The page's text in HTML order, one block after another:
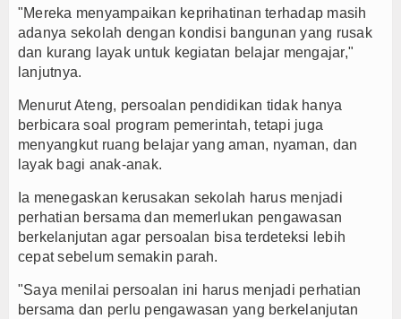
"Mereka menyampaikan keprihatinan terhadap masih
adanya sekolah dengan kondisi bangunan yang rusak
dan kurang layak untuk kegiatan belajar mengajar,"
lanjutnya.
Menurut Ateng, persoalan pendidikan tidak hanya
berbicara soal program pemerintah, tetapi juga
menyangkut ruang belajar yang aman, nyaman, dan
layak bagi anak-anak.
Ia menegaskan kerusakan sekolah harus menjadi
perhatian bersama dan memerlukan pengawasan
berkelanjutan agar persoalan bisa terdeteksi lebih
cepat sebelum semakin parah.
"Saya menilai persoalan ini harus menjadi perhatian
bersama dan perlu pengawasan yang berkelanjutan